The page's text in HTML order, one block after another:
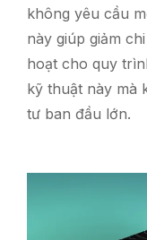
không yêu cầu
này giúp giảm
hoạt cho quy
kỹ thuật này mà
tư ban đầu lớn.